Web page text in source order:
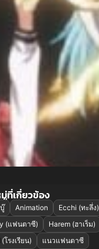
ที่เกี่ยวข้อง
Animation
Ecchi (ทะลึ่ง)
(แฟนตาซี)
Harem (ฮาเร็ม)
โรงเรียน)
แนวแฟนตาซี